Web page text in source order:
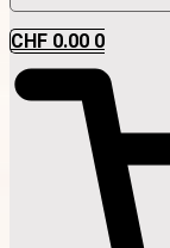
CHF 0.00 0